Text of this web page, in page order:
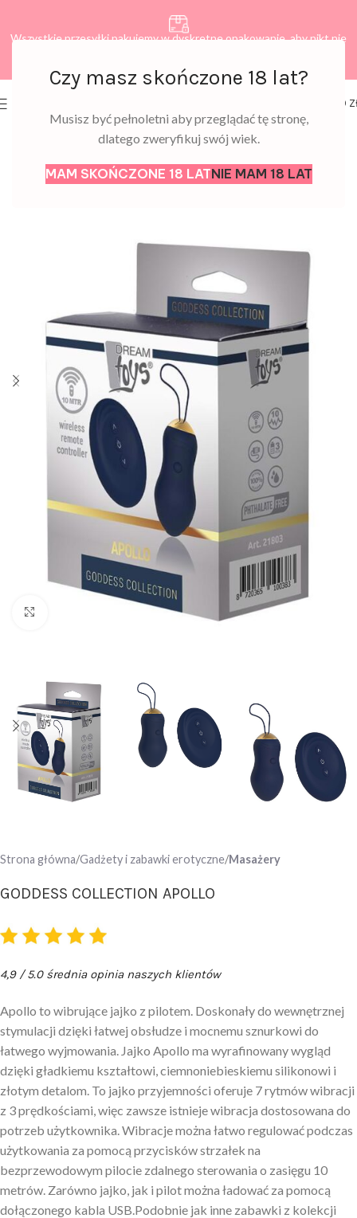
Czy masz skończone 18 lat?
Musisz być pełnoletni aby przeglądać tę stronę,
dlatego zweryfikuj swój wiek.
MAM SKOŃCZONE 18 LATNIE MAM 18 LAT
Wszystkie przesyłki pakujemy w dyskretne opakowanie, aby nikt nie
0,00
Strona główna Gadżety i zabawki erotyczne Masażery
GODDESS COLLECTION APOLLO
4,9 / 5.0 średnia opinia naszych klientów
Apollo to wibrujące jajko z pilotem. Doskonały do ​​wewnętrznej
stymulacji dzięki łatwej obsłudze i mocnemu sznurkowi do
łatwego wyjmowania. Jajko Apollo ma wyrafinowany wygląd
dzięki gładkiemu kształtowi, ciemnoniebieskiemu silikonowi i
złotym detalom. To jajko przyjemności oferuje 7 rytmów wibracji
z 3 prędkościami, więc zawsze istnieje wibracja dostosowana do
potrzeb użytkownika. Wibracje można łatwo regulować podczas
użytkowania za pomocą przycisków strzałek na
bezprzewodowym pilocie zdalnego sterowania o zasięgu 10
metrów. Zarówno jajko, jak i pilot można ładować za pomocą
dołączonego kabla USB.Podobnie jak inne zabawki z kolekcji